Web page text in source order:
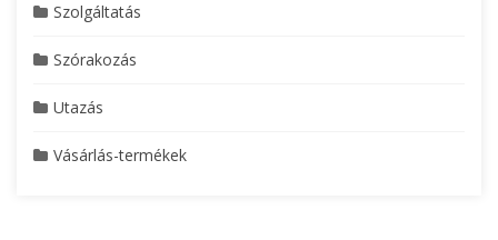
Szolgáltatás
Szórakozás
Utazás
Vásárlás-termékek